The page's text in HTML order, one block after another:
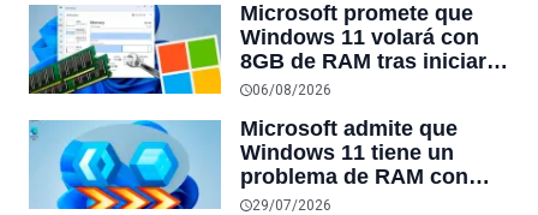
nuevos PC Surface con
solo 8GB
Microsoft promete que
Windows 11 volará con
8GB de RAM tras iniciar
optimizaciones para
recursos
06/08/2026
Microsoft admite que
Windows 11 tiene un
problema de RAM con
sus propias aplicaciones
29/07/2026